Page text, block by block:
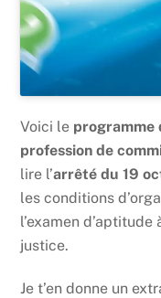
Voici le programme
profession de
lire l’arrêté du 19
les conditions
l’examen
justice.
Je t’en donne un